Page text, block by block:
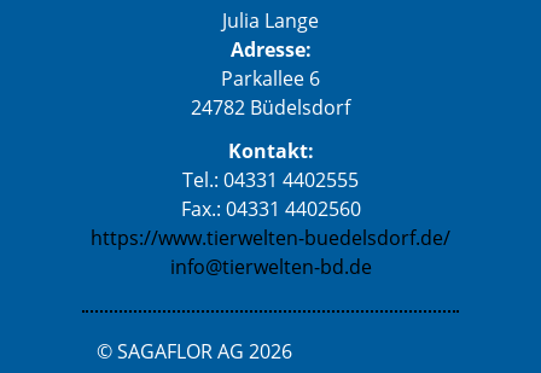
Julia Lange
Adresse:
Parkallee 6
24782 Büdelsdorf
Kontakt:
Tel.: 04331 4402555
Fax.: 04331 4402560
https://www.tierwelten-buedelsdorf.de/
info@tierwelten-bd.de
© SAGAFLOR AG 2026